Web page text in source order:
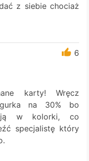
z siebie chociaż
6
karty! Wręcz
na 30% bo
ją w kolorki, co
specjalistę który